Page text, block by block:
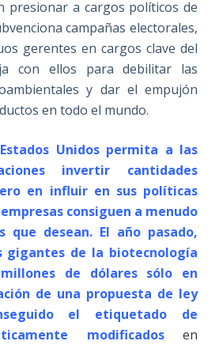
presionar a cargos políticos de
campañas electorales,
gerentes en cargos clave del
con ellos para debilitar las
y dar el empujón
en todo el mundo.
Unidos permita a las
invertir cantidades
en influir en sus políticas
consiguen a menudo
que desean. El año pasado,
gigantes de la biotecnología
de dólares sólo en
de una propuesta de ley
el etiquetado de
modificados
en